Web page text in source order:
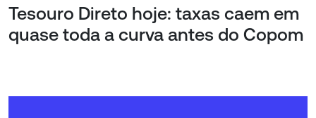
Tesouro Direto hoje: taxas caem em
quase toda a curva antes do Copom